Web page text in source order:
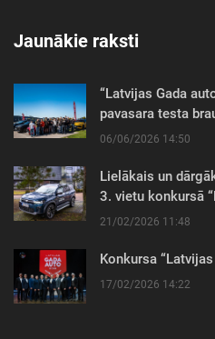
Jaunākie raksti
“Latvijas Gada
pavasara testa
06/06/2026 14:50
Lielākais un
3. vietu konkursā
21/02/2026 11:48
Konkursa
17/02/2026 14:22